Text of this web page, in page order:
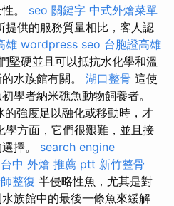
。 seo 關鍵字 中式外燴菜單
提供的服務質量相比，客人認
雄 wordpress seo 台胞證高雄
堅硬並且可以抵抗水化學和溫
水族館有關。 湖口整骨 這使
學者納米礁魚動物飼養者。
的強度足以融化或移動時，才
學方面，它們很艱難，並且接
擇。 search engine
中 外燴 推薦 ptt 新竹整骨
整復 半侵略性魚，尤其是對
族館中的最後一條魚來緩解